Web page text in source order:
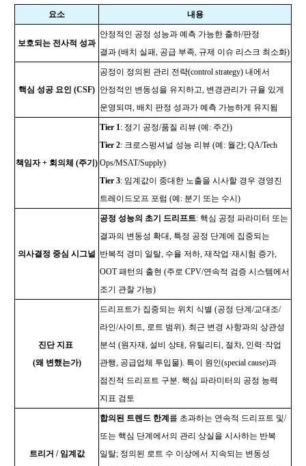
요소 내용
보호되는 전사적 성과
안정적인 공정 성능과 예측 가능한 출하/판정
결과 (배치 실패, 공급 부족, 규제 이슈 리스크 최소화)
핵심 성공 요인 (CSF)
공정이 정의된 관리 전략(control strategy) 내에서
안정적인 변동성을 유지하고, 변경관리가 규율 있게
운영되며, 배치 판정 성과가 예측 가능하게 유지됨
책임자 + 회의체 (주기)
Tier 1: 정기 공정/품질 리뷰 (예: 주간)
Tier 2: 크로스펑셔널 성능 리뷰 (예: 월간; QA/Tech
Ops/MSAT/Supply)
Tier 3: 임계값이 중대한 노출을 시사할 경우 경영진
트레이드오프 포럼 (예: 분기 또는 수시)
의사결정 중심 시그널
공정 성능의 초기 드리프트: 핵심 공정 파라미터 또는
결과의 변동성 확대, 특정 공정 단계에 집중되는
반복적 경미 일탈, 수율 저하, 재작업·재시험 증가,
OOT 패턴의 출현 (주로 CPV/연속적 검증 시스템에서
조기 관찰 가능)
진단 지표
(왜 변했는가)
드리프트가 집중되는 위치 식별 (공정 단계/교대조/
라인/사이트, 로트 범위). 최근 변경 사항과의 상관성
분석 (원자재, 설비 상태, 유틸리티, 절차, 인력·작업
관행, 공급업체 투입물). 특이 원인(special cause)과
점진적 드리프트 구분. 핵심 파라미터의 공정 능력
지표 검토
트리거 / 임계값
합의된 트렌드 한계 를 초과하는 연속적 드리프트 및/
또는 핵심 단계에서의 관리 상실을 시사하는 반복
일탈; 정의된 로트 수 이상에서 지속되는 변동성